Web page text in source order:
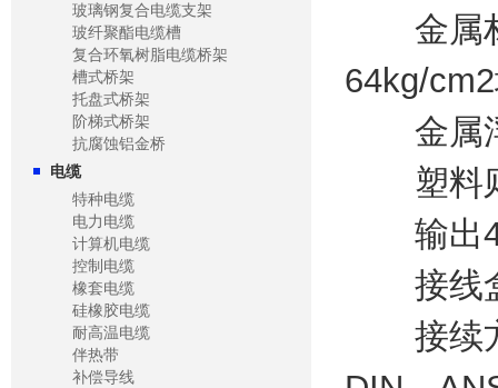
玻璃钢复合电缆支架
玻纤聚酯电缆槽
复合环氧树脂电缆桥架
槽式桥架
托盘式桥架
阶梯式桥架
抗腐蚀铝金桥
电缆
特种电缆
电力电缆
计算机电缆
控制电缆
橡套电缆
硅橡胶电缆
耐高温电缆
伴热带
补偿导线
金属材
64kg/
金属浮
塑料则
输出4
接线盒
接续方